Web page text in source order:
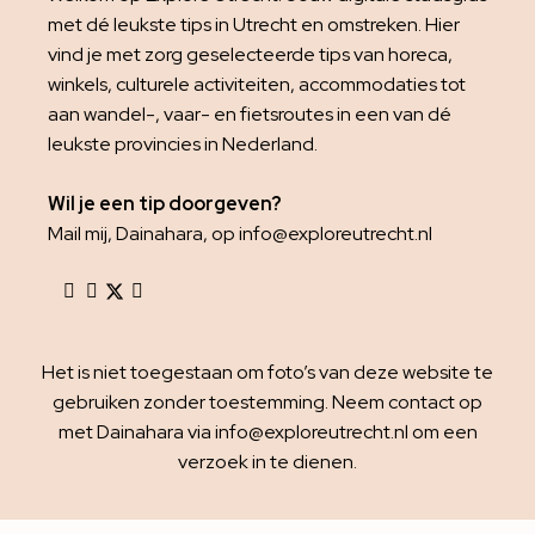
met dé leukste tips in Utrecht en omstreken. Hier
vind je met zorg geselecteerde tips van horeca,
winkels, culturele activiteiten, accommodaties tot
aan wandel-, vaar- en fietsroutes in een van dé
leukste provincies in Nederland.
Wil je een tip doorgeven?
Mail mij, Dainahara, op info@exploreutrecht.nl
Het is niet toegestaan om foto’s van deze website te
gebruiken zonder toestemming. Neem contact op
met Dainahara via info@exploreutrecht.nl om een
verzoek in te dienen.